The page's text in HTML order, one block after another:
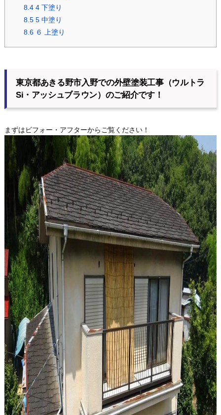
8.44 下塗り
8.55 中塗り
8.6６ 上塗り
東京都あきる野市入野での外壁塗装工事（ウルトラ
Si・アッシュブラウン）のご紹介です！
まずはビフォー・アフターからご覧ください！